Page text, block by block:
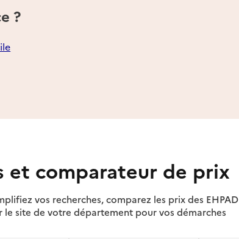
?
et comparateur de prix
vos recherches, comparez les prix des EHPAD
le site de votre département pour vos démarches